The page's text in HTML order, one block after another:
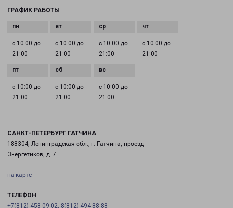
ГРАФИК РАБОТЫ
с 10:00 до
21:00
с 10:00 до
21:00
с 10:00 до
21:00
с 10:00 до
21:00
с 10:00 до
21:00
с 10:00 до
21:00
с 10:00 до
21:00
САНКТ-ПЕТЕРБУРГ ГАТЧИНА
188304, Ленинградская обл., г. Гатчина, проезд
Энергетиков, д. 7
на карте
ТЕЛЕФОН
+7(812) 458-09-02, 8(812) 494-88-88